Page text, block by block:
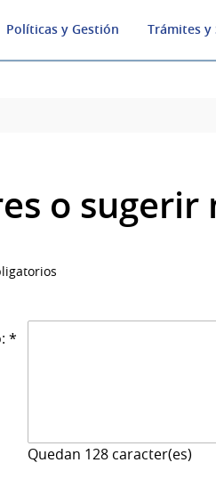
Políticas y Gestión Trámites y
o sugerir
*
Quedan 128 caracter(es)